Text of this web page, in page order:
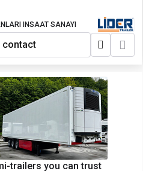
INSAAT SANAYI
contact
trailers you can trust